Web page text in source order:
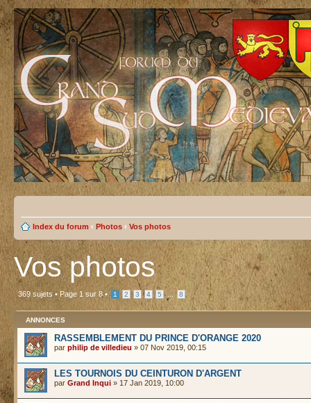
Index du forum ‹ Photos ‹ Vos photos
Vos photos
369 sujets • Page 1 sur 8 • 1 2 3 4 5 ... 8
ANNONCES
RASSEMBLEMENT DU PRINCE D'ORANGE 2020
par philip de villedieu » 07 Nov 2019, 00:15
LES TOURNOIS DU CEINTURON D'ARGENT
par Grand Inqui » 17 Jan 2019, 10:00